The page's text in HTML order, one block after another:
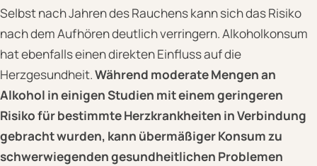
Selbst nach Jahren des Rauchens kann sich das Risiko
nach dem Aufhören deutlich verringern. Alkoholkonsum
hat ebenfalls einen direkten Einfluss auf die
Herzgesundheit.Während moderate Mengen an
Alkohol in einigen Studien mit einem geringeren
Risiko für bestimmte Herzkrankheiten in Verbindung
gebracht wurden, kann übermäßiger Konsum zu
schwerwiegenden gesundheitlichen Problemen